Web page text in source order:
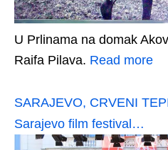
U Prlinama na domak
Raifa Pilava. Read more
SARAJEVO, CRVENI
Sarajevo film festival…